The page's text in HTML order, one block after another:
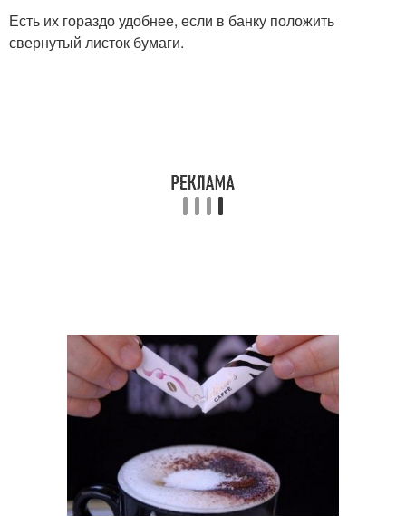
Есть их гораздо удобнее, если в банку положить
свернутый листок бумаги.